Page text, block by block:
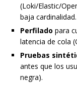
(Loki/Elastic/
baja cardinalidad.
Perfilado para
latencia de cola
Pruebas
antes que los
negra).